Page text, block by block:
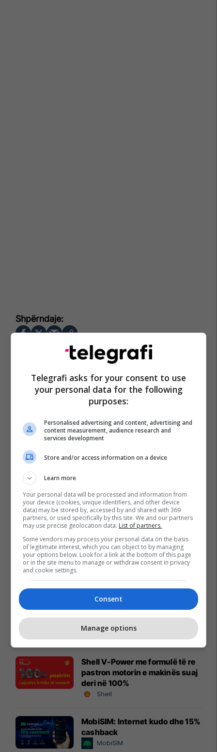
Reklamo këtu
Shell V-Power me formulë të re
pastron motorin e makinës suaj
deri në 100%
Shell
MobiSIM: Internet kudo dhe 15%
cashback
MobiSIM
Telegrafi asks for your consent to use
your personal data for the following
purposes:
Personalised advertising and content, advertising and
content measurement, audience research and
services development
Store and/or access information on a device
Learn more
Your personal data will be processed and information from
your device (cookies, unique identifiers, and other device
data) may be stored by, accessed by and shared with 369
partners, or used specifically by this site. We and our partners
may use precise geolocation data. List of partners.
Some vendors may process your personal data on the basis
of legitimate interest, which you can object to by managing
your options below. Look for a link at the bottom of this page
or in the site menu to manage or withdraw consent in privacy
and cookie settings.
Consent
Manage options